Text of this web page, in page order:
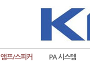
앰프/스피커 PA 시스템